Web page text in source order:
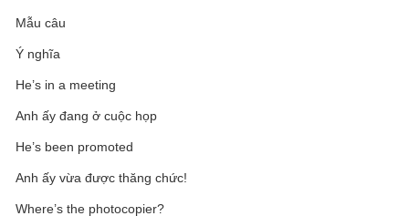
Mẫu câu
Ý nghĩa
He’s in a meeting
Anh ấy đang ở cuộc họp
He’s been promoted
Anh ấy vừa được thăng chức!
Where’s the photocopier?